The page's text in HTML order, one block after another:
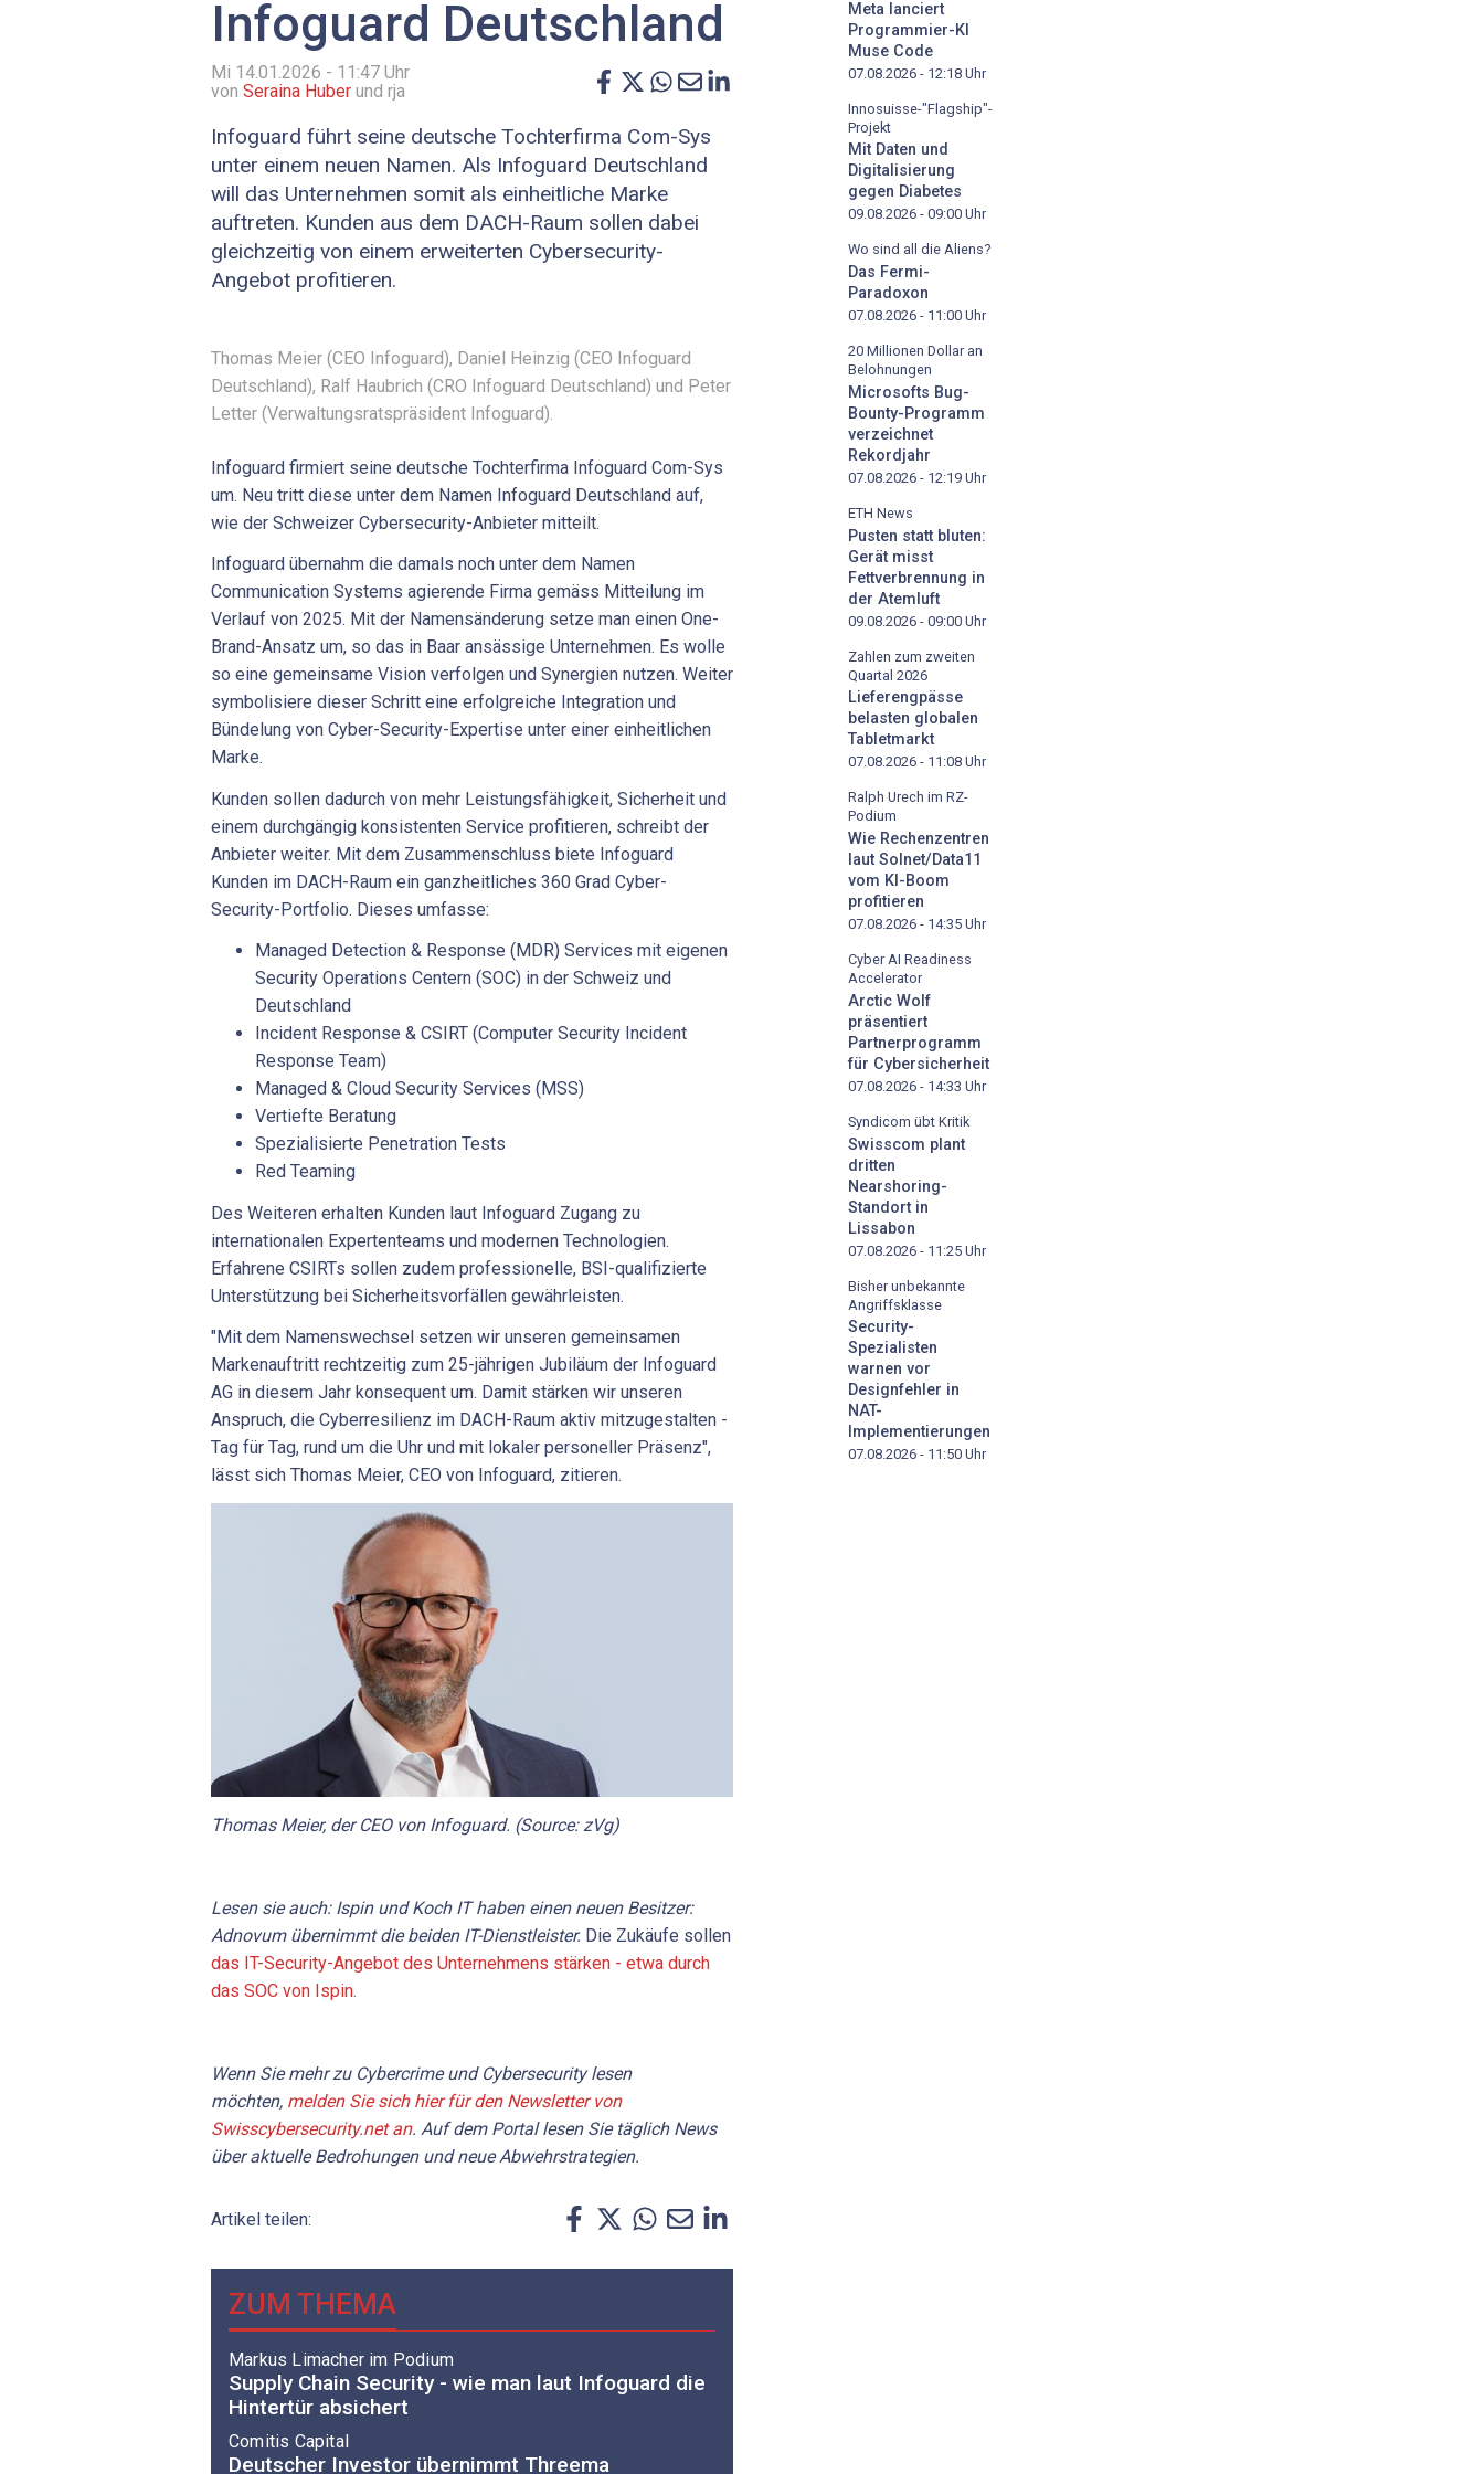
Infoguard Deutschland
Mi 14.01.2026 - 11:47 Uhr
von Seraina Huber und rja
Infoguard führt seine deutsche Tochterfirma Com-Sys
unter einem neuen Namen. Als Infoguard Deutschland
will das Unternehmen somit als einheitliche Marke
auftreten. Kunden aus dem DACH-Raum sollen dabei
gleichzeitig von einem erweiterten Cybersecurity-
Angebot profitieren.
Thomas Meier (CEO Infoguard), Daniel Heinzig (CEO Infoguard
Deutschland), Ralf Haubrich (CRO Infoguard Deutschland) und Peter
Letter (Verwaltungsratspräsident Infoguard).
Infoguard firmiert seine deutsche Tochterfirma Infoguard Com-Sys
um. Neu tritt diese unter dem Namen Infoguard Deutschland auf,
wie der Schweizer Cybersecurity-Anbieter mitteilt.
Infoguard übernahm die damals noch unter dem Namen
Communication Systems agierende Firma gemäss Mitteilung im
Verlauf von 2025. Mit der Namensänderung setze man einen One-
Brand-Ansatz um, so das in Baar ansässige Unternehmen. Es wolle
so eine gemeinsame Vision verfolgen und Synergien nutzen. Weiter
symbolisiere dieser Schritt eine erfolgreiche Integration und
Bündelung von Cyber-Security-Expertise unter einer einheitlichen
Marke.
Kunden sollen dadurch von mehr Leistungsfähigkeit, Sicherheit und
einem durchgängig konsistenten Service profitieren, schreibt der
Anbieter weiter. Mit dem Zusammenschluss biete Infoguard
Kunden im DACH-Raum ein ganzheitliches 360 Grad Cyber-
Security-Portfolio. Dieses umfasse:
Managed Detection & Response (MDR) Services mit eigenen
Security Operations Centern (SOC) in der Schweiz und
Deutschland
Incident Response & CSIRT (Computer Security Incident
Response Team)
Managed & Cloud Security Services (MSS)
Vertiefte Beratung
Spezialisierte Penetration Tests
Red Teaming
Des Weiteren erhalten Kunden laut Infoguard Zugang zu
internationalen Expertenteams und modernen Technologien.
Erfahrene CSIRTs sollen zudem professionelle, BSI-qualifizierte
Unterstützung bei Sicherheitsvorfällen gewährleisten.
"Mit dem Namenswechsel setzen wir unseren gemeinsamen
Markenauftritt rechtzeitig zum 25-jährigen Jubiläum der Infoguard
AG in diesem Jahr konsequent um. Damit stärken wir unseren
Anspruch, die Cyberresilienz im DACH-Raum aktiv mitzugestalten -
Tag für Tag, rund um die Uhr und mit lokaler personeller Präsenz",
lässt sich Thomas Meier, CEO von Infoguard, zitieren.
Thomas Meier, der CEO von Infoguard. (Source: zVg)
Lesen sie auch: Ispin und Koch IT haben einen neuen Besitzer:
Adnovum übernimmt die beiden IT-Dienstleister. Die Zukäufe sollen
das IT-Security-Angebot des Unternehmens stärken - etwa durch
das SOC von Ispin.
Wenn Sie mehr zu Cybercrime und Cybersecurity lesen
möchten, melden Sie sich hier für den Newsletter von
Swisscybersecurity.net an. Auf dem Portal lesen Sie täglich News
über aktuelle Bedrohungen und neue Abwehrstrategien.
Artikel teilen:
ZUM THEMA
Markus ­Limacher im Podium
Supply Chain Security - wie man laut Infoguard die
Hintertür absichert
Comitis Capital
Deutscher Investor übernimmt Threema
Meta lanciert
Programmier-KI
Muse Code
07.08.2026 - 12:18 Uhr
Innosuisse-"Flagship"-
Projekt
Mit Daten und
Digitalisierung
gegen Diabetes
09.08.2026 - 09:00 Uhr
Wo sind all die Aliens?
Das Fermi-
Paradoxon
07.08.2026 - 11:00 Uhr
20 Millionen Dollar an
Belohnungen
Microsofts Bug-
Bounty-Programm
verzeichnet
Rekordjahr
07.08.2026 - 12:19 Uhr
ETH News
Pusten statt bluten:
Gerät misst
Fettverbrennung in
der Atemluft
09.08.2026 - 09:00 Uhr
Zahlen zum zweiten
Quartal 2026
Lieferengpässe
belasten globalen
Tabletmarkt
07.08.2026 - 11:08 Uhr
Ralph Urech im RZ-
Podium
Wie Rechenzentren
laut Solnet/Data11
vom KI-Boom
profitieren
07.08.2026 - 14:35 Uhr
Cyber AI Readiness
Accelerator
Arctic Wolf
präsentiert
Partnerprogramm
für Cybersicherheit
07.08.2026 - 14:33 Uhr
Syndicom übt Kritik
Swisscom plant
dritten
Nearshoring-
Standort in
Lissabon
07.08.2026 - 11:25 Uhr
Bisher unbekannte
Angriffsklasse
Security-
Spezialisten
warnen vor
Designfehler in
NAT-
Implementierungen
07.08.2026 - 11:50 Uhr